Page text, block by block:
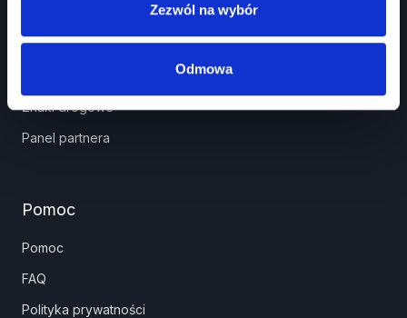
Zezwól na wybór
Odmowa
Kurs Teorii Prawo Jazdy przez Internet?
Jak zdać prawo jazdy?
Jakie dokumenty i wnioski potrzebujesz?
Znaki drogowe
Panel partnera
Pomoc
Pomoc
FAQ
Polityka prywatności